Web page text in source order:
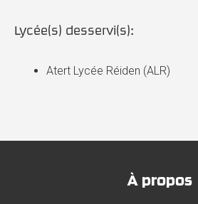
Lycée(s) desservi(s):
Atert Lycée Réiden (ALR)
À propos